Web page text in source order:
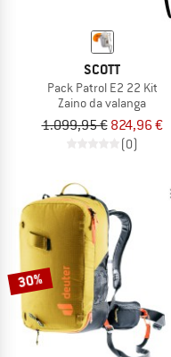
SCOTT
Pack Patrol E2 22 Kit
Zaino da valanga
1.099,95 € 824,96 €
(0)
30%